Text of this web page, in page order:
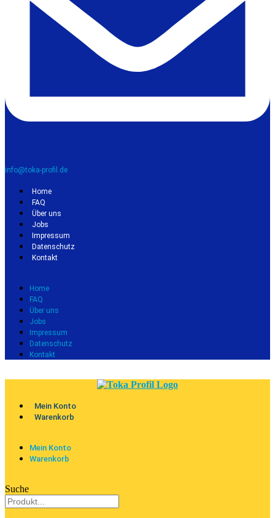
info@toka-profil.de
Home
FAQ
Über uns
Jobs
Impressum
Datenschutz
Kontakt
Home
FAQ
Über uns
Jobs
Impressum
Datenschutz
Kontakt
Mein Konto
Warenkorb
Mein Konto
Warenkorb
Suche